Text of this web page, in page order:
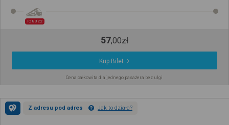
IC 8322
57,00zł
Kup Bilet
Cena całkowita dla jednego pasażera bez ulgi
Z adresu pod adres Jak to działa?